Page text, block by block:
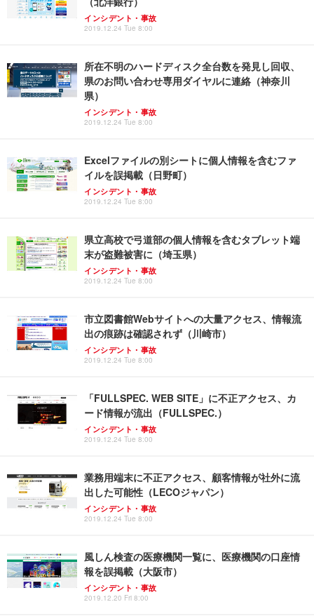
インシデント・事故
2019.12.24 Tue 8:00
所在不明のハードディスク全台数を発見し回収、
県のお問い合わせ専用ダイヤルに連絡（神奈川
県）
インシデント・事故
2019.12.24 Tue 8:00
Excelファイルの別シートに個人情報を含むファ
イルを誤掲載（日野町）
インシデント・事故
2019.12.24 Tue 8:00
県立高校で弓道部の個人情報を含むタブレット端
末が盗難被害に（埼玉県）
インシデント・事故
2019.12.24 Tue 8:00
市立図書館Webサイトへの大量アクセス、情報流
出の痕跡は確認されず（川崎市）
インシデント・事故
2019.12.24 Tue 8:00
「FULLSPEC. WEB SITE」に不正アクセス、カ
ード情報が流出（FULLSPEC.）
インシデント・事故
2019.12.24 Tue 8:00
業務用端末に不正アクセス、顧客情報が社外に流
出した可能性（LECOジャパン）
インシデント・事故
2019.12.24 Tue 8:00
風しん検査の医療機関一覧に、医療機関の口座情
報を誤掲載（大阪市）
インシデント・事故
2019.12.20 Fri 8:00